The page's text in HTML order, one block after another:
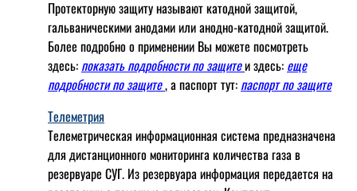
Протекторную защиту называют катодной защитой,
гальваническими анодами или анодно-катодной защитой.
Более подробно о применении Вы можете посмотреть
здесь: показать подробности по защитеи здесь: еще
подробности по защите, а паспорт тут: паспорт по защите
Телеметрия
Телеметрическая информационная система предназначена
для дистанционного мониторинга количества газа в
резервуаре СУГ. Из резервуара информация передается на